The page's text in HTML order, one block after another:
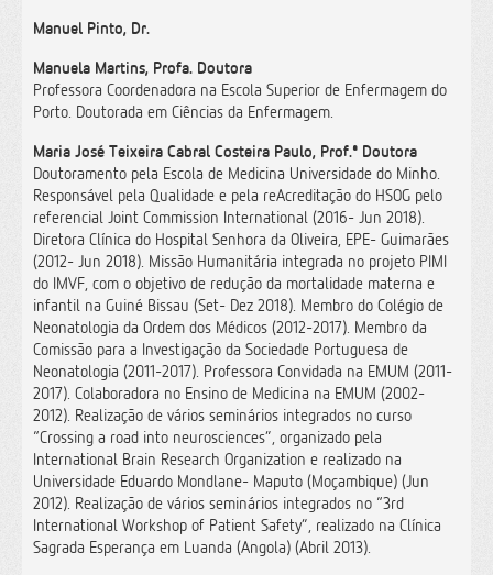
Manuel Pinto, Dr.
Manuela Martins, Profa. Doutora
Professora Coordenadora na Escola Superior de Enfermagem do
Porto. Doutorada em Ciências da Enfermagem.
Maria José Teixeira Cabral Costeira Paulo, Prof.ª Doutora
Doutoramento pela Escola de Medicina Universidade do Minho.
Responsável pela Qualidade e pela reAcreditação do HSOG pelo
referencial Joint Commission International (2016- Jun 2018).
Diretora Clínica do Hospital Senhora da Oliveira, EPE- Guimarães
(2012- Jun 2018). Missão Humanitária integrada no projeto PIMI
do IMVF, com o objetivo de redução da mortalidade materna e
infantil na Guiné Bissau (Set- Dez 2018). Membro do Colégio de
Neonatologia da Ordem dos Médicos (2012-2017). Membro da
Comissão para a Investigação da Sociedade Portuguesa de
Neonatologia (2011-2017). Professora Convidada na EMUM (2011-
2017). Colaboradora no Ensino de Medicina na EMUM (2002-
2012). Realização de vários seminários integrados no curso
“Crossing a road into neurosciences”, organizado pela
International Brain Research Organization e realizado na
Universidade Eduardo Mondlane- Maputo (Moçambique) (Jun
2012). Realização de vários seminários integrados no “3rd
International Workshop of Patient Safety”, realizado na Clínica
Sagrada Esperança em Luanda (Angola) (Abril 2013).